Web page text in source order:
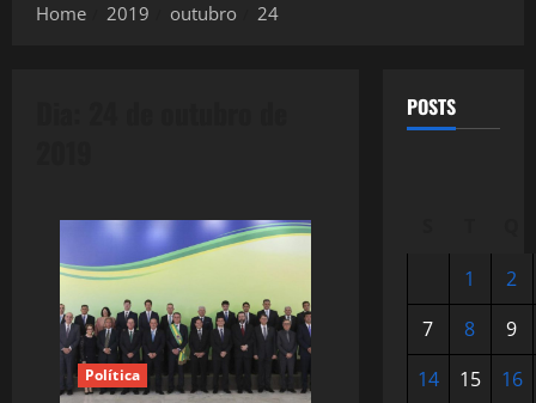
Home 2019 outubro 24
Política
POSTS
1
2
7
8
9
14
15
16